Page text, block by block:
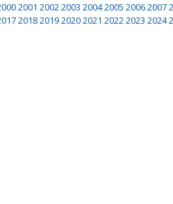
2001 20022003 20042005 20062007
2018201920202021 20222023 2024